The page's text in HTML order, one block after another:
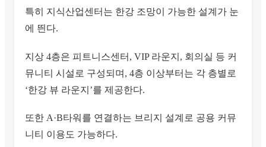
특히 지식산업센터는 한강 조망이 가능한 설계가 눈
에 띈다.
지상 4층은 피트니스센터, VIP 라운지, 회의실 등 커
뮤니티 시설로 구성되며, 4층 이상부터는 각 층별로
‘한강 뷰 라운지’를 제공한다.
또한 A·B타워를 연결하는 브리지 설계로 공용 커뮤
니티 이용도 가능하다.